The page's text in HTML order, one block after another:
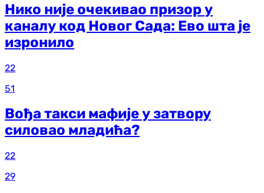
Нико није очекивао призор у
каналу код Новог Сада: Ево шта је
изронило
22
51
Вођа такси мафије у затвору
силовао младића?
22
29